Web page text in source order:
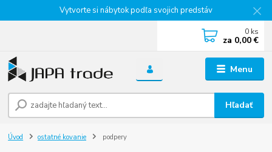
Vytvorte si nábytok podľa svojich predstáv
Menu
Hľadať
0 ks
za 0,00 €
Úvod ostatné kovanie podpery